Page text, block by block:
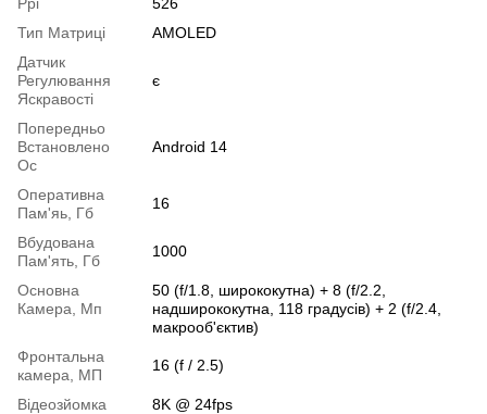
Тип Матриці
AMOLED
Датчик
Регулювання
Яскравості
є
Попередньо
Встановлено
Ос
Android 14
Оперативна
Пам'яь, Гб
16
Вбудована
Пам'ять, Гб
1000
Основна
Камера, Мп
50 (f/1.8, ширококутна) + 8 (f/2.2,
надширококутна, 118 градусів) + 2 (f/2.4,
макрооб'єктив)
Фронтальна
камера, МП
16 (f / 2.5)
Відеозйомка
8K @ 24fps